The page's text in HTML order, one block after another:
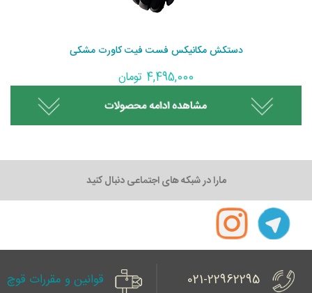
دستکش مکانیکس فست فیت کاورت مشکی
4,495,000 تومان
مارا در شبکه های اجتماعی دنبال کنید
021-22962295 قوانین و مقررات قوچ